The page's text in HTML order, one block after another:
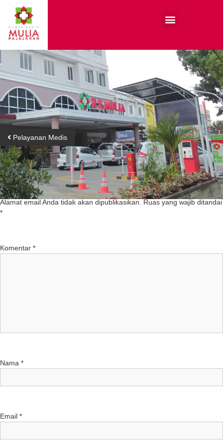
Pelayanan Medis
Tinggalkan Balasan
Alamat email Anda tidak akan dipublikasikan.
Ruas yang wajib ditandai
*
Komentar *
Nama *
Email *